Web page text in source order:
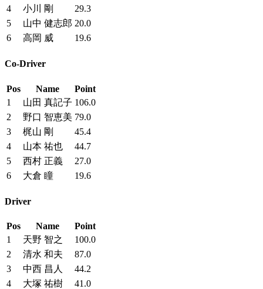
4
小川 剛
29.3
5
山中 健志郎 20.0
6
高岡 威 19.6
Co-Driver
Pos Name
Point
1
山田 真記子 106.0
2
野口 智恵美 79.0
3
梶山 剛
45.4
4
山本 祐也
44.7
5
西村 正義
27.0
6
大倉 瞳 19.6
Driver
Pos Name
Point
1
天野 智之
100.0
2
清水 和夫
87.0
3
中西 昌人
44.2
4
大塚 祐樹 41.0